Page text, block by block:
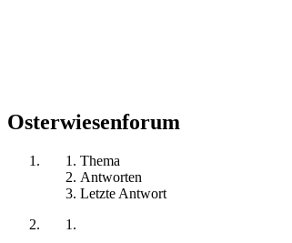
Osterwiesenforum
Thema
Antworten
Letzte Antwort